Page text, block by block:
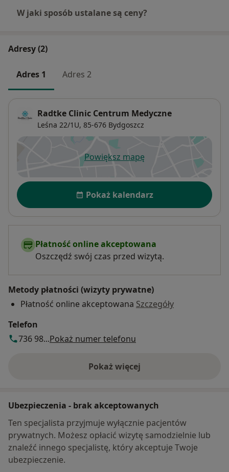
W jaki sposób ustalane są ceny?
Adresy (2)
Adres 1 Adres 2
Radtke Clinic Centrum Medyczne
Leśna 22/1U, 85-676 Bydgoszcz
Powiększ mapęotwiera się w nowej karcie
Dostępność
Pokaż kalendarz
Płatność online akceptowana
Oszczędź swój czas przed wizytą.
Metody płatności (wizyty prywatne)
Płatność online akceptowana Szczegóły
Telefon
736 98...Pokaż numer telefonu
Pokaż więcej
o adresie
Ubezpieczenia - brak akceptowanych
Ten specjalista przyjmuje wyłącznie pacjentów
prywatnych. Możesz opłacić wizytę samodzielnie lub
znaleźć innego specjalistę, który akceptuje Twoje
ubezpieczenie.